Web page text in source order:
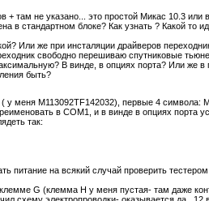
там не указано... это простой Микас 10.3
в стандартном блоке? Как узнать ? Какой
Или же при инсталяции драйверов
свободно перешиваю спутниковые
В винде, в опциях порта? Или же
быть?
у меня М113092TF142032), первые 4 символа:
в СОМ1, и в винде в опциях порта
так:
на всякий случай проверить тестером
G (клемма Н у меня пустая- там даже